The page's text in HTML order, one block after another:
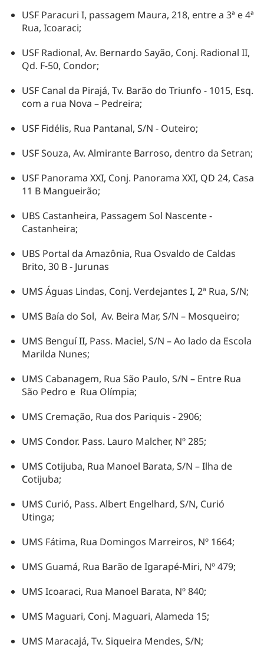
USF Paracuri I, passagem Maura, 218, entre a 3ª e 4ª
Rua, Icoaraci;
USF Radional, Av. Bernardo Sayão, Conj. Radional II,
Qd. F-50, Condor;
USF Canal da Pirajá, Tv. Barão do Triunfo - 1015, Esq.
com a rua Nova – Pedreira;
USF Fidélis, Rua Pantanal, S/N - Outeiro;
USF Souza, Av. Almirante Barroso, dentro da Setran;
USF Panorama XXI, Conj. Panorama XXI, QD 24, Casa
11 B Mangueirão;
UBS Castanheira, Passagem Sol Nascente -
Castanheira;
UBS Portal da Amazônia, Rua Osvaldo de Caldas
Brito, 30 B - Jurunas
UMS Águas Lindas, Conj. Verdejantes I, 2ª Rua, S/N;
UMS Baía do Sol, Av. Beira Mar, S/N – Mosqueiro;
UMS Benguí II, Pass. Maciel, S/N – Ao lado da Escola
Marilda Nunes;
UMS Cabanagem, Rua São Paulo, S/N – Entre Rua
São Pedro e Rua Olímpia;
UMS Cremação, Rua dos Pariquis - 2906;
UMS Condor. Pass. Lauro Malcher, Nº 285;
UMS Cotijuba, Rua Manoel Barata, S/N – Ilha de
Cotijuba;
UMS Curió, Pass. Albert Engelhard, S/N, Curió
Utinga;
UMS Fátima, Rua Domingos Marreiros, Nº 1664;
UMS Guamá, Rua Barão de Igarapé-Miri, Nº 479;
UMS Icoaraci, Rua Manoel Barata, Nº 840;
UMS Maguari, Conj. Maguari, Alameda 15;
UMS Maracajá, Tv. Siqueira Mendes, S/N;